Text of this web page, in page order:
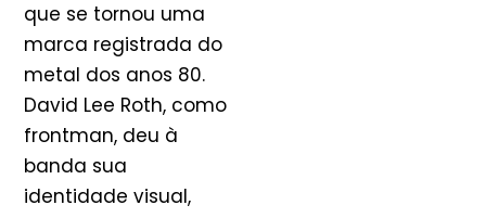
que se tornou uma
marca registrada do
metal dos anos 80.
David Lee Roth, como
frontman, deu à
banda sua
identidade visual,